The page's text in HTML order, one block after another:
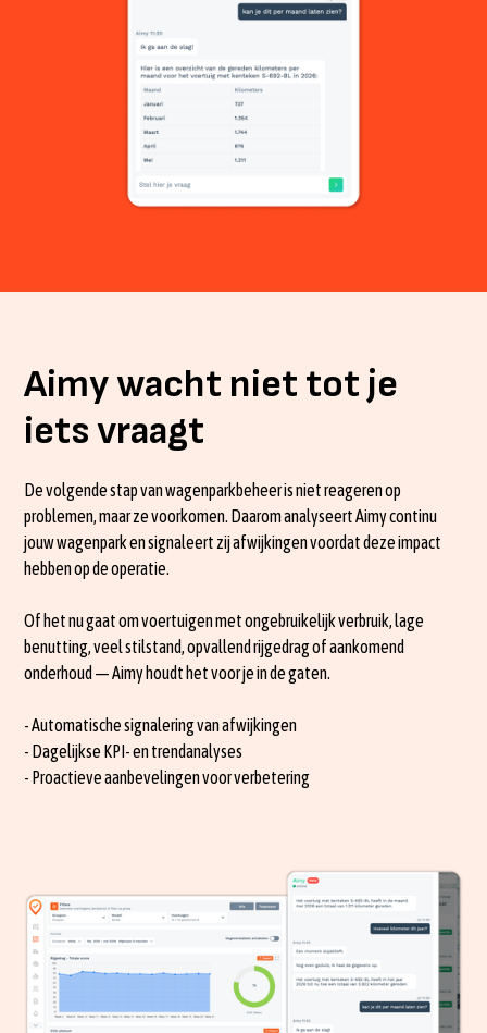
Aimy wacht niet tot je
iets vraagt
De volgende stap van wagenparkbeheer is niet reageren op
problemen, maar ze voorkomen. Daarom analyseert Aimy continu
jouw wagenpark en signaleert zij afwijkingen voordat deze impact
hebben op de operatie.
Of het nu gaat om voertuigen met ongebruikelijk verbruik, lage
benutting, veel stilstand, opvallend rijgedrag of aankomend
onderhoud — Aimy houdt het voor je in de gaten.
- Automatische signalering van afwijkingen
- Dagelijkse KPI- en trendanalyses
- Proactieve aanbevelingen voor verbetering